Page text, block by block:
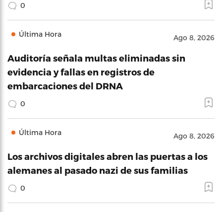
0
Última Hora Ago 8, 2026
Auditoría señala multas eliminadas sin
evidencia y fallas en registros de
embarcaciones del DRNA
0
Última Hora Ago 8, 2026
Los archivos digitales abren las puertas a los
alemanes al pasado nazi de sus familias
0